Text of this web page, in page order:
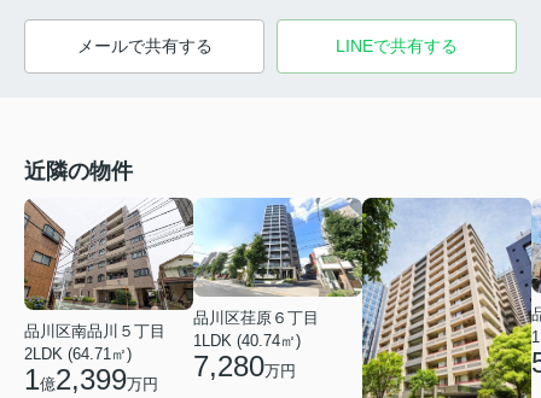
メールで共有する LINEで共有する
近隣の物件
品川区南品川５丁目
2LDK (64.71㎡)
1億2,399万円
品川区荏原６丁目
1LDK (40.74㎡)
7,280万円